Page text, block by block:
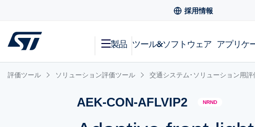
採用情報
製品 ツール&ソフトウェア アプリケ
評価ツール ソリューション評価ツール 交通システム･ソリューション用評
AEK-CON-AFLVIP2 NRND